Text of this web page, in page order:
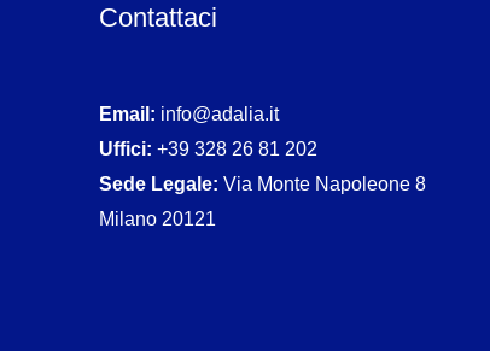
Contattaci
Email: info@adalia.it
Uffici: +39 328 26 81 202
Sede Legale: Via Monte Napoleone 8
Milano 20121